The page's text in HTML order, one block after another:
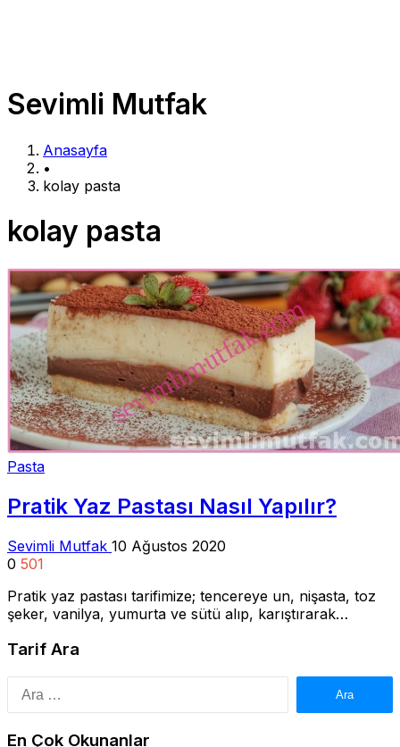
Sevimli Mutfak
Anasayfa
•
kolay pasta
kolay pasta
Pasta
Pratik Yaz Pastası Nasıl Yapılır?
Sevimli Mutfak 10 Ağustos 2020
0 501
Pratik yaz pastası tarifimize; tencereye un, nişasta, toz
şeker, vanilya, yumurta ve sütü alıp, karıştırarak…
Tarif Ara
En Çok Okunanlar